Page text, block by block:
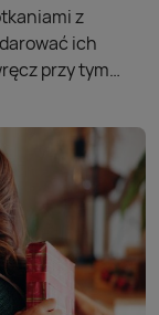
z
ich
przy tym
Oto 5 prezentów
jak i
są